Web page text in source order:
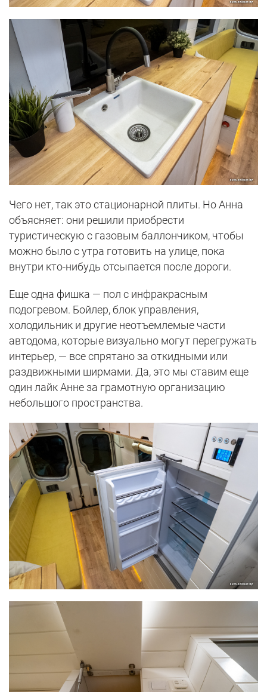
Чего нет, так это стационарной плиты. Но Анна
объясняет: они решили приобрести
туристическую с газовым баллончиком, чтобы
можно было с утра готовить на улице, пока
внутри кто-нибудь отсыпается после дороги.
Еще одна фишка — пол с инфракрасным
подогревом. Бойлер, блок управления,
холодильник и другие неотъемлемые части
автодома, которые визуально могут перегружать
интерьер, — все спрятано за откидными или
раздвижными ширмами. Да, это мы ставим еще
один лайк Анне за грамотную организацию
небольшого пространства.